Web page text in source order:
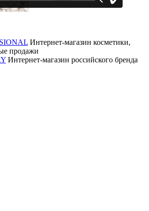
Интернет-магазин косметики,
продажи
Интернет-магазин российского бренда